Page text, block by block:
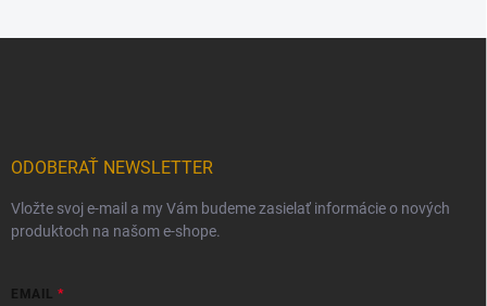
ODOBERAŤ NEWSLETTER
Vložte svoj e-mail a my Vám budeme zasielať informácie o nových
produktoch na našom e-shope.
EMAIL